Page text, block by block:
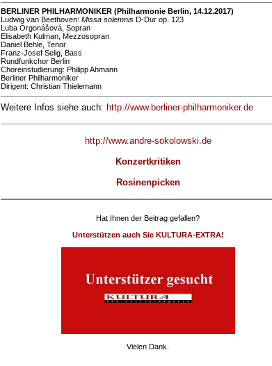
BERLINER PHILHARMONIKER (Philharmonie Berlin, 14.12.2017)
Ludwig van Beethoven: Missa solemnisD-Dur op. 123
Luba Orgonášová, Sopran
Elisabeth Kulman, Mezzosopran
Daniel Behle, Tenor
Franz-Josef Selig, Bass
Rundfunkchor Berlin
Choreinstudierung: Philipp Ahmann
Berliner Philharmoniker
Dirigent: Christian Thielemann
Weitere Infos siehe auch: http://www.berliner-philharmoniker.de
http://www.andre-sokolowski.de
Konzertkritiken
Rosinenpicken
Hat Ihnen der Beitrag gefallen?
Unterstützen auch Sie KULTURA-EXTRA!
Vielen Dank.